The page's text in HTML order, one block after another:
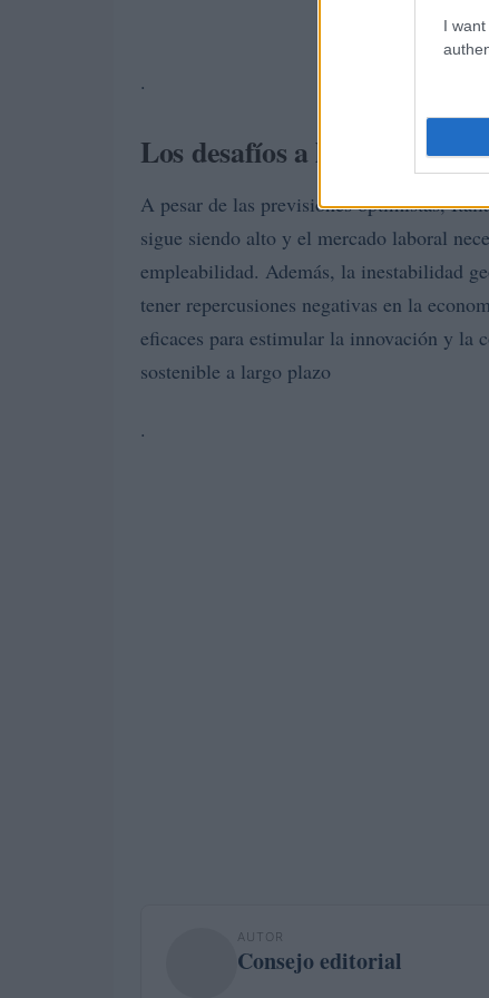
I
.
Los desafíos a los que hay
A pesar de las previsiones optimistas,
sigue siendo alto y el mercado laboral
empleabilidad. Además, la inestabilidad
tener repercusiones negativas en la
eficaces para estimular la innovación y la
sostenible a largo plazo
.
AUTOR
Consejo editorial